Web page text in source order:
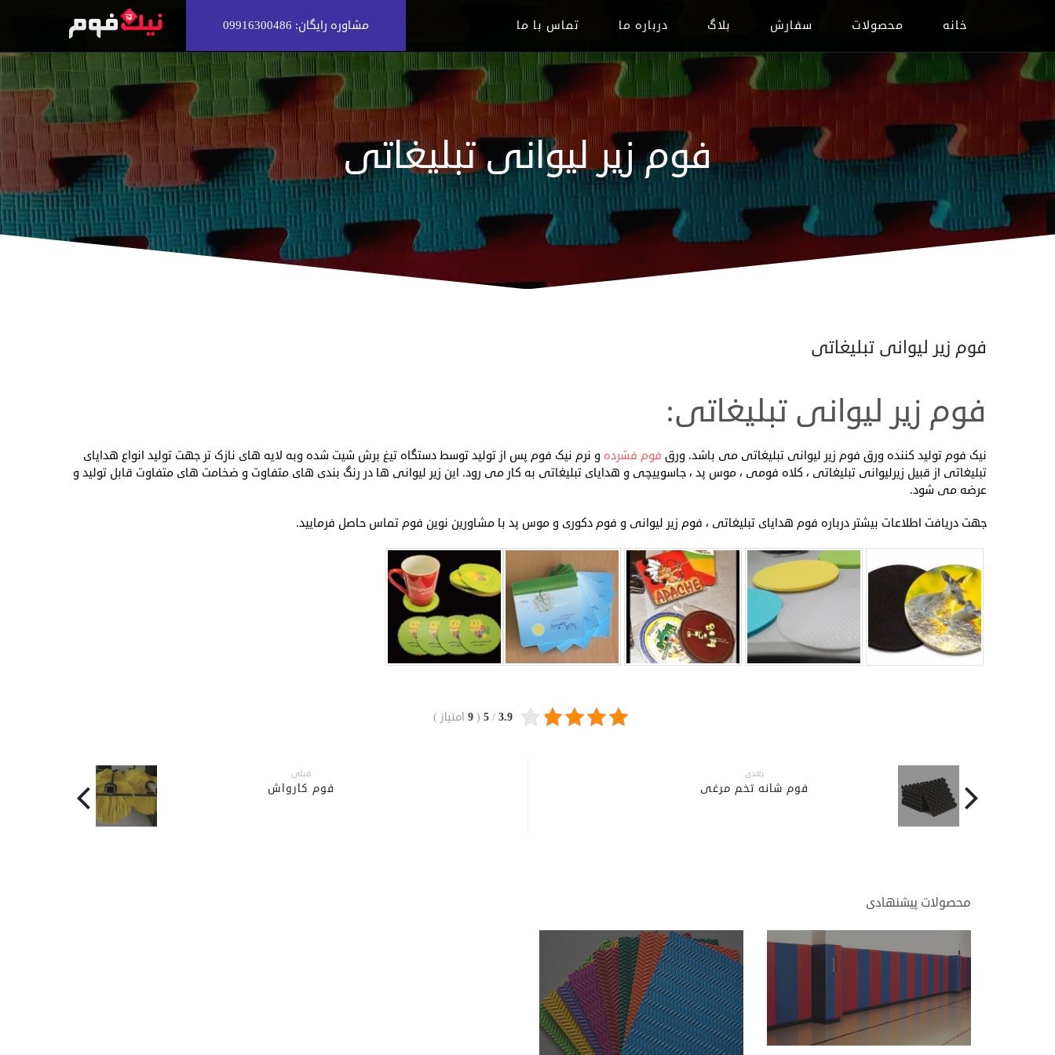
مشاوره رایگان: 09916300486 خانه محصولات سفارش بلاگ درباره ما تماس با ما
فوم زیر لیوانی تبلیغاتی
فوم زیر لیوانی تبلیغاتی
فوم زیر لیوانی تبلیغاتی:
نیک فوم تولید کننده ورق فوم زیر لیوانی تبلیغاتی می باشد. ورق فوم فشرده و نرم نیک فوم پس از تولید توسط دستگاه تیغ برش شیت شده وبه لایه های نازک تر جهت تولید انواع هدایای
تبلیغاتی از قبیل زیرلیوانی تبلیغاتی ، کلاه فومی ، موس پد ، جاسوییچی و هدایای تبلیغاتی به کار می رود. این زیر لیوانی ها در رنگ بندی های متفاوت و ضخامت های متفاوت قابل تولید و
عرضه می شود.
جهت دریافت اطلاعات بیشتر درباره فوم هدایای تبلیغاتی ، فوم زیر لیوانی و فوم دکوری و موس پد با مشاورین نوین فوم تماس حاصل فرمایید.
3.9
/
5
(
9 امتیاز )
قبلی
فوم کارواش
بعدی
فوم شانه تخم مرغی
محصولات پیشنهادی